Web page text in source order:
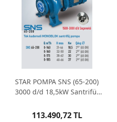
STAR POMPA SNS (65-200)
3000 d/d 18,5kW Santrifüj
113.490,72 TL